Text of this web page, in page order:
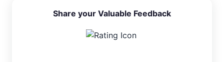
Share your Valuable Feedback